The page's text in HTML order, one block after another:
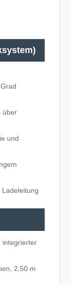
über
und
integrierter
2,50 m